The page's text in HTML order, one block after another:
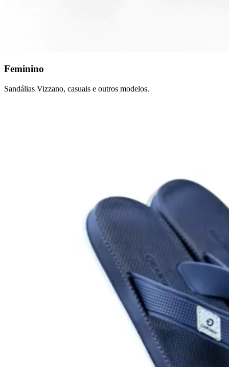
Feminino
Sandálias Vizzano, casuais e outros modelos.